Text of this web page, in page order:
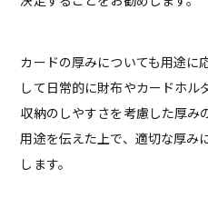
カードの厚みについても用途に
して日常的に財布やカードホル
収納のしやすさを考慮した厚み
用途を伝えた上で、適切な厚み
します。